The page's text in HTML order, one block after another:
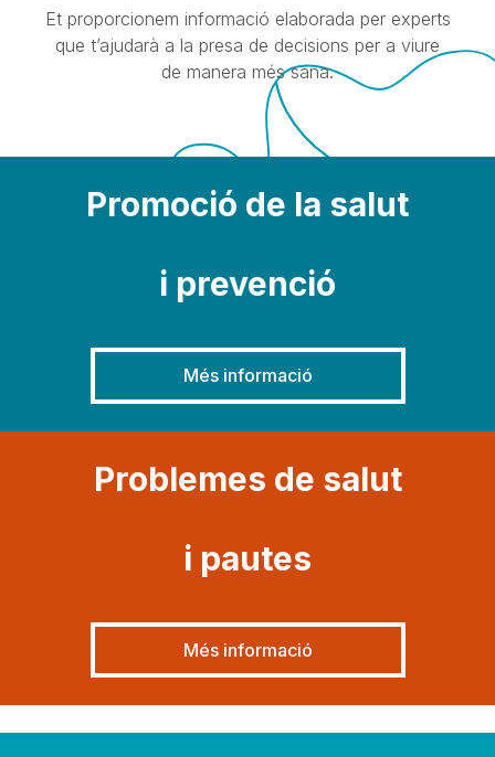
Et proporcionem informació elaborada per experts
que t’ajudarà a la presa de decisions per a viure
de manera més sana.
Promoció de la salut
i prevenció
Més informació
Problemes de salut
i pautes
Més informació